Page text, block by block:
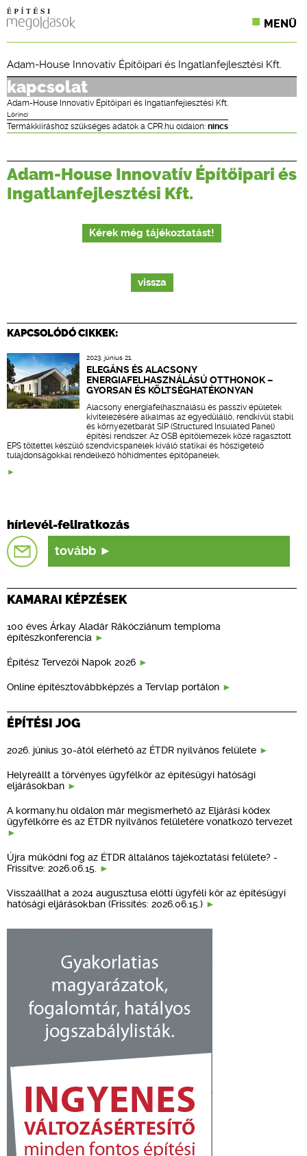
MENÜ
ONLINE KÉPZÉSEK
TERVEZÉSI SEGÉDLETEK
Adam-House Innovatív Építőipari és Ingatlanfejlesztési Kft.
kapcsolat
Adam-House Innovatív Építőipari és Ingatlanfejlesztési Kft.
Lőrinci
Termákkiíráshoz szükséges adatok a CPR.hu oldalon: nincs
Adam-House Innovatív Építőipari és
Ingatlanfejlesztési Kft.
Kérek még tájékoztatást!
vissza
KAPCSOLÓDÓ CIKKEK:
2023. június 21.
ELEGÁNS ÉS ALACSONY
ENERGIAFELHASZNÁLÁSÚ OTTHONOK –
GYORSAN ÉS KÖLTSÉGHATÉKONYAN
Alacsony energiafelhasználású és passzív épületek
kivitelezésére alkalmas az egyedülálló, rendkívül stabil
és környezetbarát SIP (Structured Insulated Panel)
építési rendszer. Az OSB építőlemezek közé ragasztott
EPS töltettel készülő szendvicspanelek kiváló statikai és hőszigetelő
tulajdonságokkal rendelkező hőhídmentes építőpanelek.
hírlevél-feliratkozás
tovább
KAMARAI KÉPZÉSEK
100 éves Árkay Aladár Rákócziánum temploma
építészkonferencia
Építész Tervezői Napok 2026
Online építésztovábbképzés a Tervlap portálon
ÉPÍTÉSI JOG
2026. június 30-ától elérhető az ÉTDR nyilvános felülete
Helyreállt a törvényes ügyfélkör az építésügyi hatósági
eljárásokban
A kormany.hu oldalon már megismerhető az Eljárási kódex
ügyfélkörre és az ÉTDR nyilvános felületére vonatkozó tervezet
Újra működni fog az ÉTDR általános tájékoztatási felülete? -
Frissítve: 2026.06.15.
Visszaállhat a 2024 augusztusa előtti ügyféli kör az építésügyi
hatósági eljárásokban (Frissítés: 2026.06.15.)